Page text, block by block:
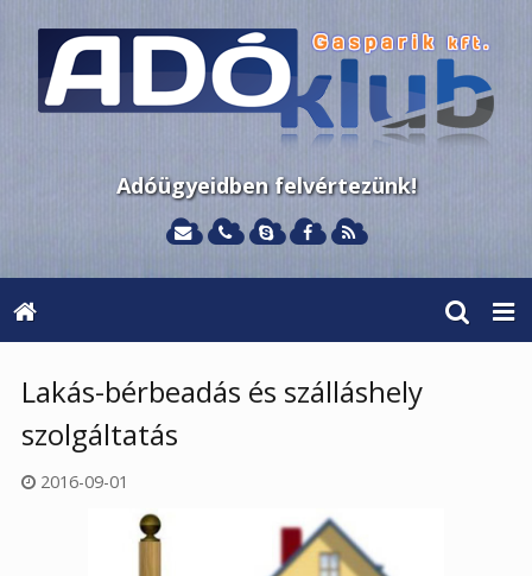
Adóügyeidben felvértezünk!
Lakás-bérbeadás és szálláshely
szolgáltatás
2016-09-01